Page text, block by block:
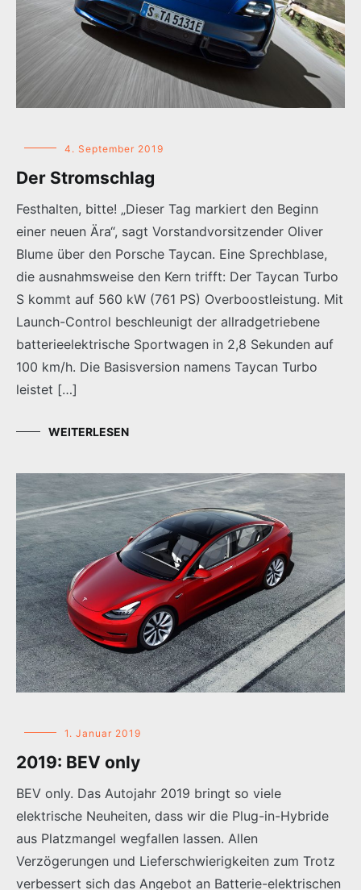
4. September 2019
Der Stromschlag
Festhalten, bitte! „Dieser Tag markiert den Beginn
einer neuen Ära“, sagt Vorstandvorsitzender Oliver
Blume über den Porsche Taycan. Eine Sprechblase,
die ausnahmsweise den Kern trifft: Der Taycan Turbo
S kommt auf 560 kW (761 PS) Overboostleistung. Mit
Launch-Control beschleunigt der allradgetriebene
batterieelektrische Sportwagen in 2,8 Sekunden auf
100 km/h. Die Basisversion namens Taycan Turbo
leistet […]
WEITERLESEN
1. Januar 2019
2019: BEV only
BEV only. Das Autojahr 2019 bringt so viele
elektrische Neuheiten, dass wir die Plug-in-Hybride
aus Platzmangel wegfallen lassen. Allen
Verzögerungen und Lieferschwierigkeiten zum Trotz
verbessert sich das Angebot an Batterie-elektrischen